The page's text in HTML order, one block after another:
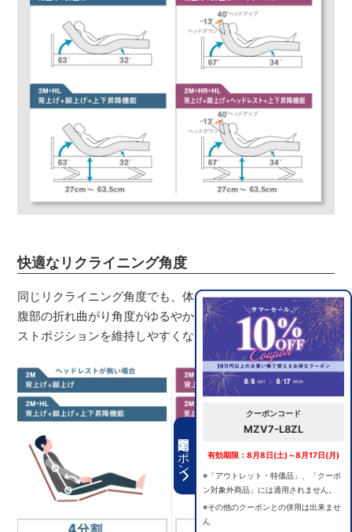
期間限定クーポン
クーポンコード
MZV7-L8ZL
有効期限：8月8日(土)～8月17日(月)
※「アウトレット・特価品」、「クーポ
ン対象外商品」には適用されません。
※その他のクーポンとの併用は出来ませ
ん
快適なリクライニング角度
同じリクライニング角度でも、体にあわせた分割方法だと
腹部の折れ曲がり角度がゆるやかになり、より長い時間ベ
ストポジションを維持しやすくなります。